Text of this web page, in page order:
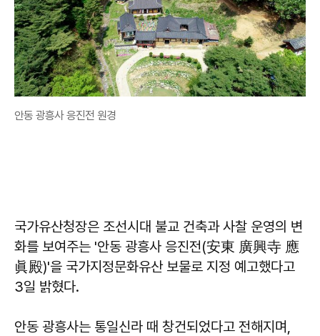
안동 광흥사 응진전 원경
국가유산청장은 조선시대 불교 건축과 사찰 운영의 변
화를 보여주는 '안동 광흥사 응진전(安東 廣興寺 應
眞殿)'을 국가지정문화유산 보물로 지정 예고했다고
3일 밝혔다.
안동 광흥사는 통일신라 때 창건되었다고 전해지며,